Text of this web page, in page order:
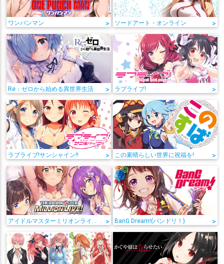
ワンパンマン > ソードアート・オンライン >
Re：ゼロから始める異世界生活 > ラブライブ! >
ラブライブ!サンシャイン!! > この素晴らしい世界に祝福を! >
> BanG Dream!(バンドリ！) >